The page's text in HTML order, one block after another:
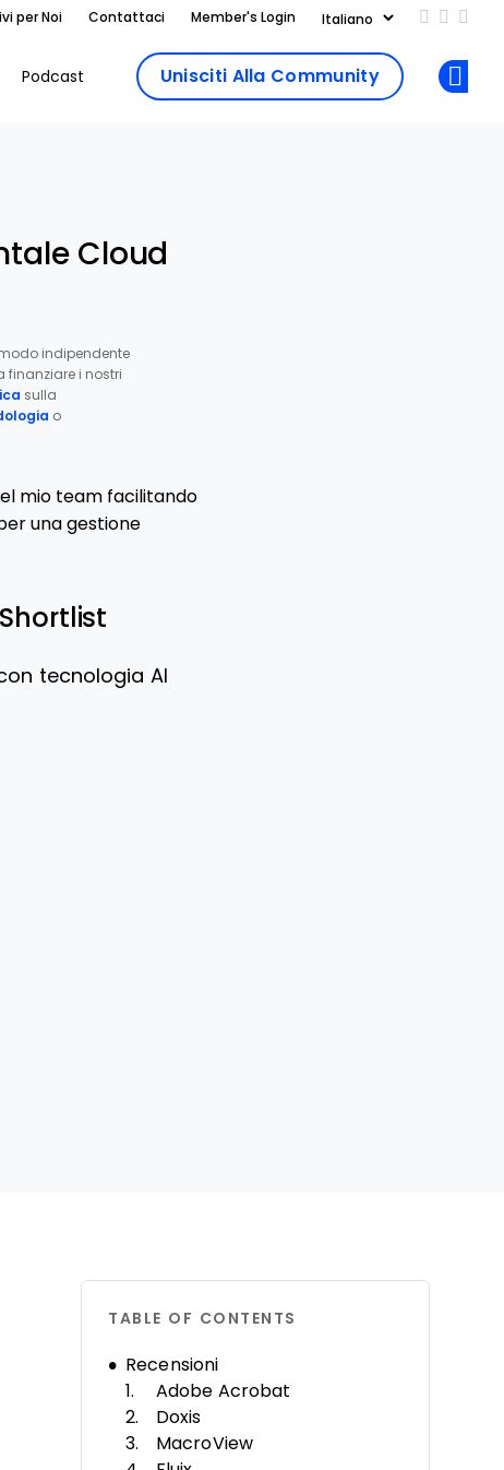
per Noi Contattaci Member's Login Add us
Follow
Podcast Unisciti Alla Community
Cloud
indipendente
finanziare i nostri
sulla
o
mio team facilitando
una gestione
tecnologia AI
TABLE OF CONTENTS
Recensioni
Adobe Acrobat
Doxis
MacroView